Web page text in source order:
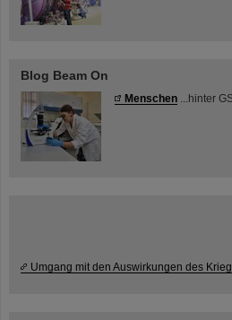
Blog Beam On
Menschen ...hinter
Umgang mit den Auswirkungen des